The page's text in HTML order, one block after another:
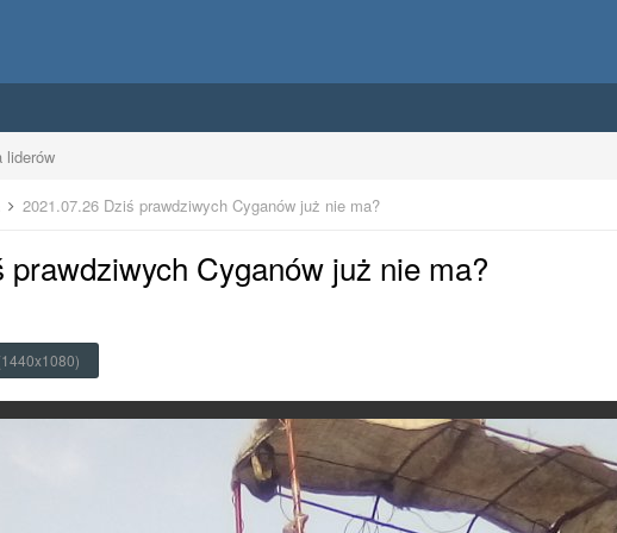
liderów
2021.07.26 Dziś prawdziwych Cyganów już nie ma?
Cyganów już nie ma?